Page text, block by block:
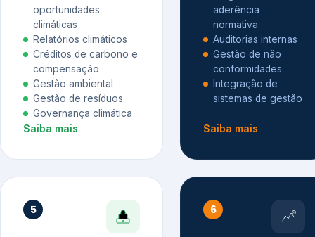
oportunidades
climáticas
Relatórios climáticos
Créditos de carbono e
compensação
Gestão ambiental
Gestão de resíduos
Governança climática
Saiba mais
aderência
normativa
Auditorias internas
Gestão de não
conformidades
Integração de
sistemas de gestão
Saiba mais
5 6